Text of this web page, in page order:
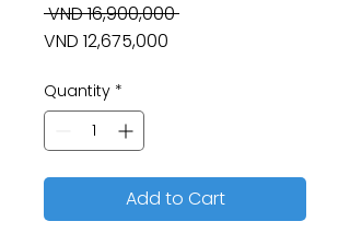
VND 16,900,000 Regular
VND 12,675,000
Quantity *
Add to Cart